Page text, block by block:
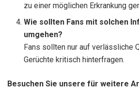
zu einer möglichen Erkrankung
Wie sollten Fans mit solchen
umgehen?
Fans sollten nur auf verlässliche
Gerüchte kritisch hinterfragen.
Besuchen Sie unsere für weitere